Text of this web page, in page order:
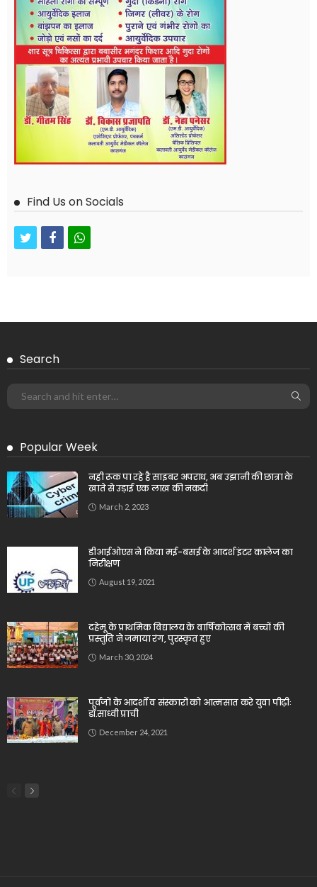
Find Us on Socials
twitterfacebookwhatsapp
Search
Popular Week
नही रूक पा रहे है साइबर अपराध, अब उझानी की छात्रा के
खाते से उड़ाई एक लाख की नकदी
March 2, 2023
डीआईओएस ने किया मई-बसई के आदर्श इंटर कालेज का
निरीक्षण
August 19, 2021
दहेमू के प्राथमिक विद्यालय के वार्षिकोत्सव में बच्चों की
प्रस्तुति ने जमाया रंग, पुरस्कृत हुए
March 30, 2024
पूर्वजों के आदर्शों व संस्कारों को आत्मसात करे युवा पीढ़ीः
डॉ.साध्वी प्राची
December 24, 2021